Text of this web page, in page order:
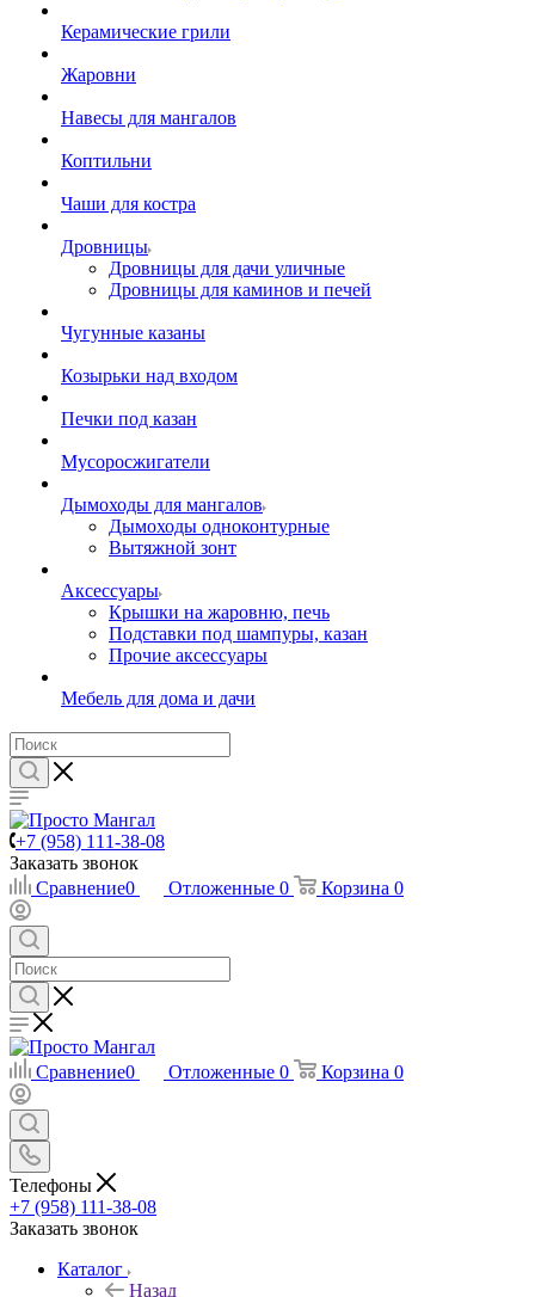
Керамические грили
Жаровни
Навесы для мангалов
Коптильни
Чаши для костра
Дровницы
Дровницы для дачи уличные
Дровницы для каминов и печей
Чугунные казаны
Козырьки над входом
Печки под казан
Мусоросжигатели
Дымоходы для мангалов
Дымоходы одноконтурные
Вытяжной зонт
Аксессуары
Крышки на жаровню, печь
Подставки под шампуры, казан
Прочие аксессуары
Мебель для дома и дачи
+7 (958) 111-38-08
Заказать звонок
Сравнение0 Отложенные 0 Корзина 0
Сравнение0 Отложенные 0 Корзина 0
Телефоны
+7 (958) 111-38-08
Заказать звонок
Каталог
Назад